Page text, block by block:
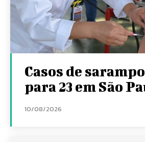
Casos de
para 23 em São
10/08/2026